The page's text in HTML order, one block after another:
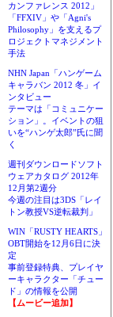
カンファレンス 2012」
「FFXIV」や「Agni's
Philosophy」を支えるプ
ロジェクトマネジメント
手法
NHN Japan「ハンゲーム
キャラバン 2012 冬」イ
ンタビュー
テーマは「コミュニケー
ション」。イベントの狙
いを“ハンゲ太郎”氏に聞
く
週刊ダウンロードソフト
ウェアカタログ 2012年
12月第2週分
今週の注目は3DS「レイ
トン教授VS逆転裁判」
WIN「RUSTY HEARTS」
OBT開始を12月6日に決
定
事前登録特典、プレイヤ
ーキャラクター「チュー
ド」の情報を公開
【ムービー追加】